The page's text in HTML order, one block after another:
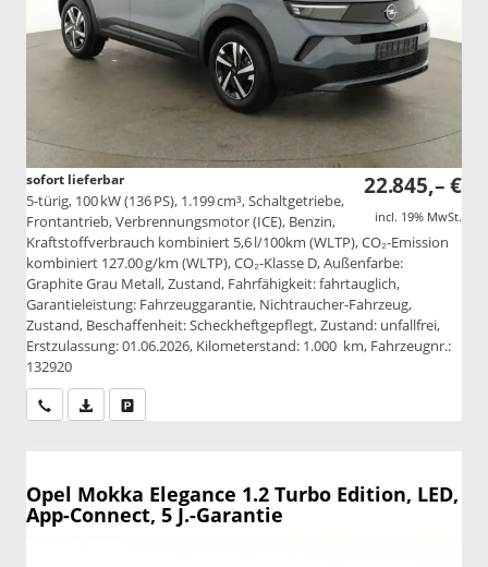
22.845,– €
incl. 19% MwSt.
sofort lieferbar
5-türig, 100 kW (136 PS), 1.199 cm³, Schaltgetriebe,
Frontantrieb, Verbrennungsmotor (ICE), Benzin,
Kraftstoffverbrauch kombiniert 5,6 l/100km (WLTP), CO₂-Emission
kombiniert 127.00 g/km (WLTP), CO₂-Klasse D, Außenfarbe:
Graphite Grau Metall, Zustand, Fahrfähigkeit: fahrtauglich,
Garantieleistung: Fahrzeuggarantie, Nichtraucher-Fahrzeug,
Zustand, Beschaffenheit: Scheckheftgepflegt, Zustand: unfallfrei,
Erstzulassung: 01.06.2026, Kilometerstand: 1.000 km, Fahrzeugnr.:
132920
Wir rufen Sie anPDF-Datei, Fahrzeugexposé drucken
Opel Mokka Elegance 1.2 Turbo Edition, LED,
App-Connect, 5 J.-Garantie